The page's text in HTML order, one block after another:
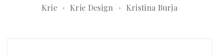
Krie Krie Design Kristina Burja